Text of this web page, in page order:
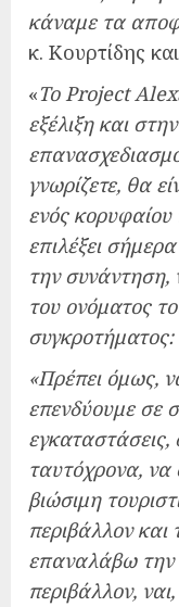
κάναμε τα
κ. Κουρτίδης
«Το Project
εξέλιξη και
γνωρίζετε, θα
ενός
επιλέξει
την
του ονόματος
«Πρέπει όμως,
επενδύουμε σε
εγκαταστάσεις,
ταυτόχρονα,
βιώσιμη
περιβάλλον
επαναλάβω
περιβάλλον,